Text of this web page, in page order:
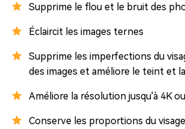
Supprime le flou et le bruit des
Éclaircit les images ternes
Supprime les imperfections du
des images et améliore le teint et
Améliore la résolution jusqu'à 4K
Conserve les proportions du